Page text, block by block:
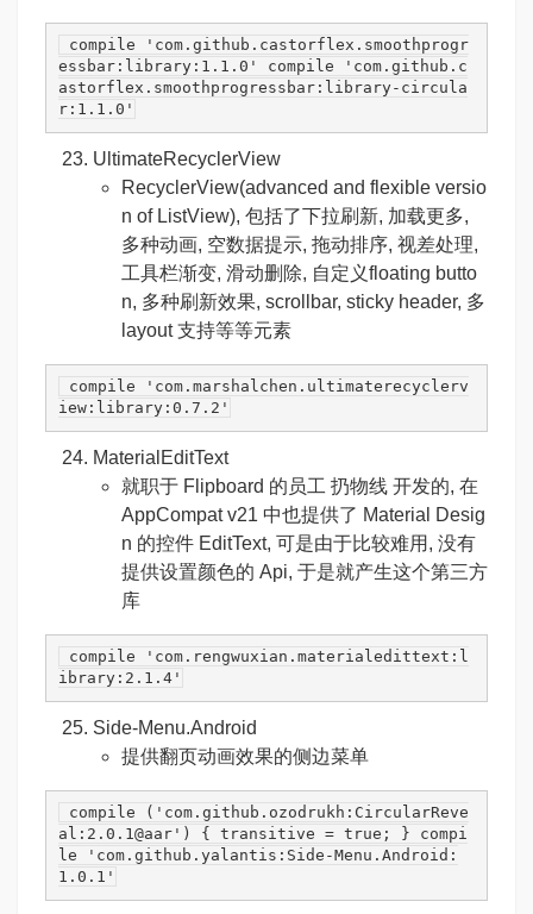
compile
'com.github.castorflex.smoothprogr
essbar:library:1.1.0'
compile
'com.github.c
astorflex.smoothprogressbar:library-circula
r:1.1.0'
UltimateRecyclerView
RecyclerView(advanced and flexible versio
n of ListView), 包括了下拉刷新, 加载更多,
多种动画, 空数据提示, 拖动排序, 视差处理,
工具栏渐变, 滑动删除, 自定义floating butto
n, 多种刷新效果, scrollbar, sticky header, 多
layout 支持等等元素
compile
'com.marshalchen.ultimaterecyclerv
iew:library:0.7.2'
MaterialEditText
就职于 Flipboard 的员工 扔物线 开发的, 在
AppCompat v21 中也提供了 Material Desig
n 的控件 EditText, 可是由于比较难用, 没有
提供设置颜色的 Api, 于是就产生这个第三方
库
compile
'com.rengwuxian.materialedittext:l
ibrary:2.1.4'
Side-Menu.Android
提供翻页动画效果的侧边菜单
compile ( 'com.github.ozodrukh:CircularReve
al:2.0.1@aar' ) { transitive = true ; } compi
le
'com.github.yalantis:Side-Menu.Android:
1.0.1'